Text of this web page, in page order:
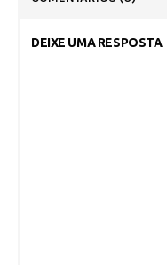
DEIXE UMA RESPOSTA